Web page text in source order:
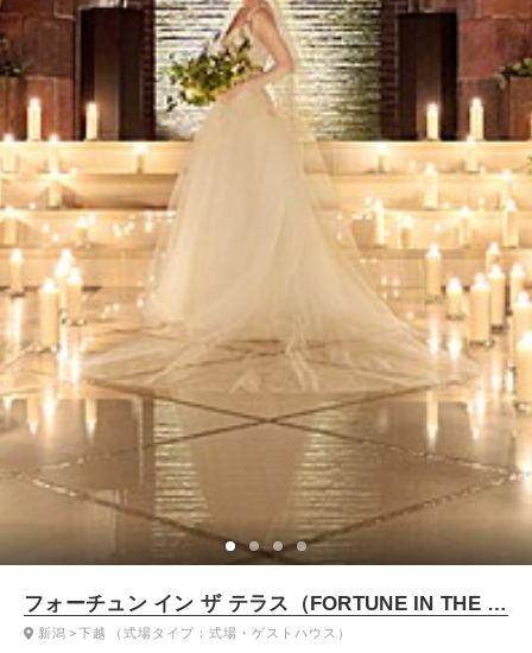
フォーチュン イン ザ テラス（FORTUNE IN THE TERRACE）
新潟 下越 （式場タイプ：式場・ゲストハウス）